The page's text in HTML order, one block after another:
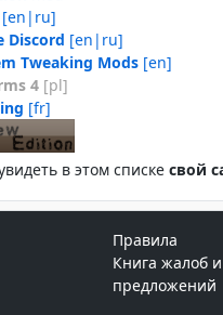
[en|ru]
Discord [en|ru]
Tweaking Mods [en]
4 [pl]
[fr]
в этом спиcке свой
Правила
Книга жалоб и
предложений